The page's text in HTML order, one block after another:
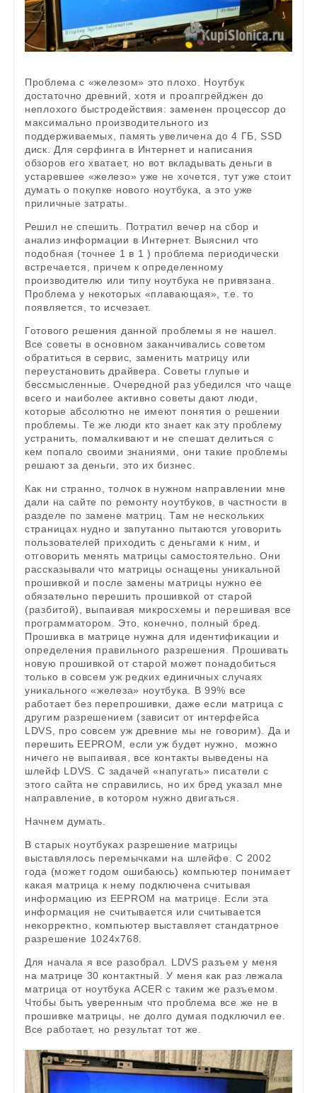
Проблема с «железом» это плохо. Ноутбук
достаточно древний, хотя и проапгрейджен до
неплохого быстродействия: заменен процессор до
максимально производительного из
поддерживаемых, память увеличена до 4 ГБ, SSD
диск. Для серфинга в Интернет и написания
обзоров его хватает, но вот вкладывать деньги в
устаревшее «железо» уже не хочется, тут уже стоит
думать о покупке нового ноутбука, а это уже
приличные затраты.
Решил не спешить. Потратил вечер на сбор и
анализ информации в Интернет. Выяснил что
подобная (точнее 1 в 1 ) проблема периодически
встречается, причем к определенному
производителю или типу ноутбука не привязана.
Проблема у некоторых «плавающая», т.е. то
появляется, то исчезает.
Готового решения данной проблемы я не нашел.
Все советы в основном заканчивались советом
обратиться в сервис, заменить матрицу или
переустановить драйвера. Советы глупые и
бессмысленные. Очередной раз убедился что чаще
всего и наиболее активно советы дают люди,
которые абсолютно не имеют понятия о решении
проблемы. Те же люди кто знает как эту проблему
устранить, помалкивают и не спешат делиться с
кем попало своими знаниями, они такие проблемы
решают за деньги, это их бизнес.
Как ни странно, толчок в нужном направлении мне
дали на сайте по ремонту ноутбуков, в частности в
разделе по замене матриц. Там не нескольких
страницах нудно и запутанно пытаются уговорить
пользователей приходить с деньгами к ним, и
отговорить менять матрицы самостоятельно. Они
рассказывали что матрицы оснащены уникальной
прошивкой и после замены матрицы нужно ее
обязательно перешить прошивкой от старой
(разбитой), выпаивая микросхемы и перешивая все
программатором. Это, конечно, полный бред.
Прошивка в матрице нужна для идентификации и
определения правильного разрешения. Прошивать
новую прошивкой от старой может понадобиться
только в совсем уж редких единичных случаях
уникального «железа» ноутбука. В 99% все
работает без перепрошивки, даже если матрица с
другим разрешением (зависит от интерфейса
LDVS, про совсем уж древние мы не говорим). Да и
перешить EEPROM, если уж будет нужно, можно
ничего не выпаивая, все контакты выведены на
шлейф LDVS. С задачей «напугать» писатели с
этого сайта не справились, но их бред указал мне
направление, в котором нужно двигаться.
Начнем думать.
В старых ноутбуках разрешение матрицы
выставлялось перемычками на шлейфе. С 2002
года (может годом ошибаюсь) компьютер понимает
какая матрица к нему подключена считывая
информацию из EEPROM на матрице. Если эта
информация не считывается или считывается
некорректно, компьютер выставляет стандатрное
разрешение 1024х768.
Для начала я все разобрал. LDVS разъем у меня
на матрице 30 контактный. У меня как раз лежала
матрица от ноутбука ACER с таким же разъемом.
Чтобы быть уверенным что проблема все же не в
прошивке матрицы, не долго думая подключил ее.
Все работает, но результат тот же.